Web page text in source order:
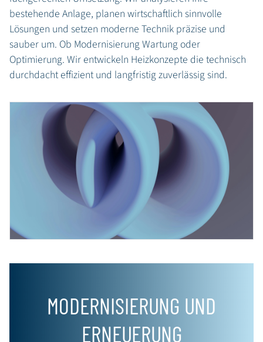
bestehende Anlage, planen wirtschaftlich sinnvolle
Lösungen und setzen moderne Technik präzise und
sauber um. Ob Modernisierung Wartung oder
Optimierung. Wir entwickeln Heizkonzepte die technisch
durchdacht effizient und langfristig zuverlässig sind.
MODERNISIERUNG UND
ERNEUERUNG